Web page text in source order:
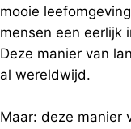
mooie
mensen een eerlijk
Deze manier van
al wereldwijd.
Maar: deze manier